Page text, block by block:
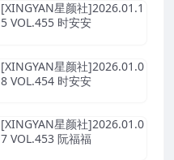
[XINGYAN星颜社]2026.01.1
5 VOL.455 时安安
[XINGYAN星颜社]2026.01.0
8 VOL.454 时安安
[XINGYAN星颜社]2026.01.0
7 VOL.453 阮福福